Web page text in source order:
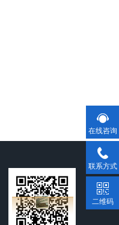
在线咨询
联系方式
二维码